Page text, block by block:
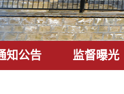
知公告 监督曝光